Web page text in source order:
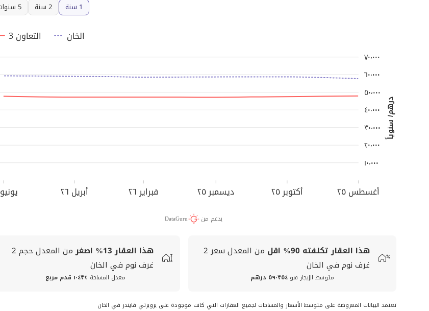
1 سنة 2 سنة 5 سنوات
أغسطس ٢٥ أكتوبر ٢٥ ديسمبر ٢٥ فبراير ٢٦ أبريل ٢٦ يونيو ٢٦
درهم/ سنوياً
١٠٬٠٠٠
٢٠٬٠٠٠
٣٠٬٠٠٠
٤٠٬٠٠٠
٥٠٬٠٠٠
٦٠٬٠٠٠
٧٠٬٠٠٠
التعاون 3 الخان
بدعم من DataGuru
هذا العقار تكلفته 90% اقل من المعدل سعر 2
غرف نوم في الخان
متوسط الإيجار هو ٥٩٬٣٥٤ درهم
هذا العقار 13% اصغر من المعدل حجم 2
غرف نوم في الخان
معدل المساحة ١٬٤٣٢ قدم مربع
تعتمد البيانات المعروضة على متوسط الأسعار والمساحات لجميع العقارات التي كانت موجودة على بروبرتي فايندر في الخان